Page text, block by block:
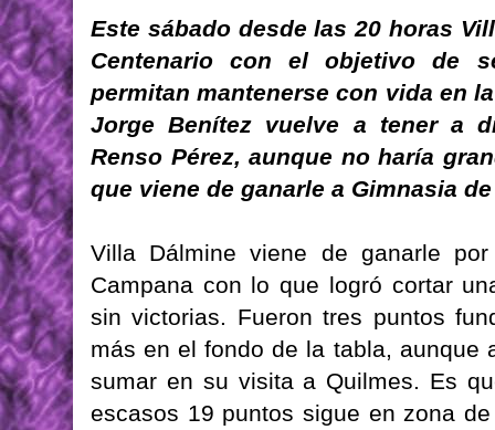
Este sábado desde las 20 horas
Centenario con el objetivo de
permitan mantenerse con vida en
Jorge Benítez vuelve a tener a
Renso Pérez, aunque no haría
que viene de ganarle a Gimnasia
Villa Dálmine viene de ganarle
Campana con lo que logró cortar
sin victorias. Fueron tres puntos
más en el fondo de la tabla, aunque
sumar en su visita a Quilmes. Es
escasos 19 puntos sigue en zona